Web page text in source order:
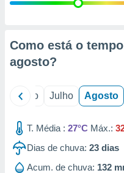
estudos
Como está o
agosto?
Junho Julho Agosto
T. Média : 27°C Máx.:
Dias de chuva: 23 dias
Acum. de chuva: 132